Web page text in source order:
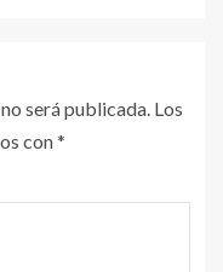
será publicada. Los
con*